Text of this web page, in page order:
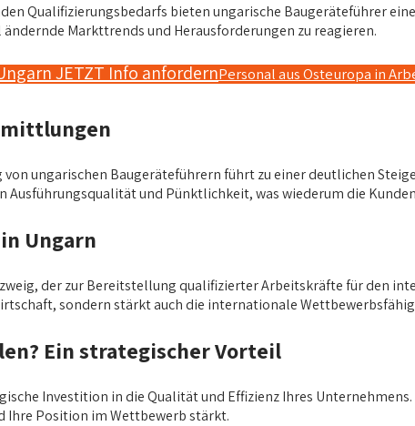
Qualifizierungsbedarfs bieten ungarische Baugeräteführer
Markttrends und Herausforderungen zu reagieren.
JETZT Info anfordernPersonal aus Osteuropa in
ungarischen Baugeräteführern führt zu einer deutlichen
Ausführungsqualität und Pünktlichkeit, was wiederum die
Ungarn
der zur Bereitstellung qualifizierter Arbeitskräfte für den
sondern stärkt auch die internationale
Ein strategischer Vorteil
Investition in die Qualität und Effizienz Ihres
Ihre Position im Wettbewerb stärkt.